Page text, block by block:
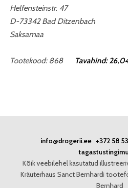
Helfensteinstr. 47
D-73342 Bad Ditzenbach
Saksamaa
Tootekood: 868 Tavahind:
info@drogerii.ee+372 58
Kõik veebilehel kasutatud
Kräuterhaus Sanct Bernhardi
Bernhard